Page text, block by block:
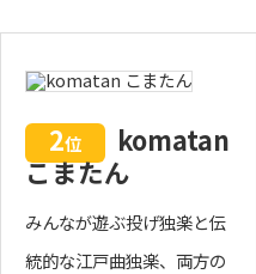
2位
komatan
こまたん
みんなが遊ぶ投げ独楽と伝
統的な江戸曲独楽、両方の